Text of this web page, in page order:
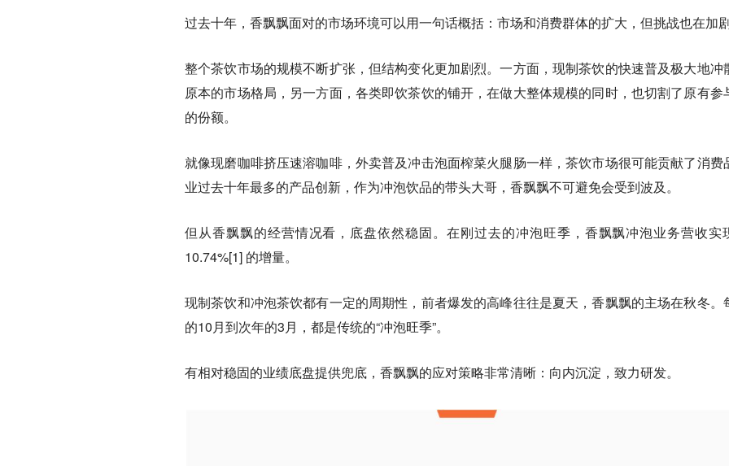
过去十年，香飘飘面对的市场环境可以用一句话概括： 市场和消费群体的扩大，但挑战也在加剧
整个茶饮市场的规模不断扩张，但结构变化更加剧烈。一方面，现制茶饮的快速普及极大地冲
原本的市场格局，另一方面，各类即饮茶饮的铺开，在做大整体规模的同时，也切割了原有参
的份额。
就像现磨咖啡挤压速溶咖啡，外卖普及冲击泡面榨菜火腿肠一样，茶饮市场很可能贡献了消费
业过去十年最多的产品创新，作为冲泡饮品的带头大哥，香飘飘不可避免会受到波及。
但从香飘飘的经营情况看，底盘依然稳固。在刚过去的冲泡旺季，香飘飘冲泡业务营收实
10.74%[1] 的增量。
现制茶饮和冲泡茶饮都有一定的周期性，前者爆发的高峰往往是夏天，香飘飘的主场在秋冬。
的10月到次年的3月，都是传统的“冲泡旺季”。
有相对稳固的业绩底盘提供兜底，香飘飘的应对策略非常清晰： 向内沉淀，致力研发。